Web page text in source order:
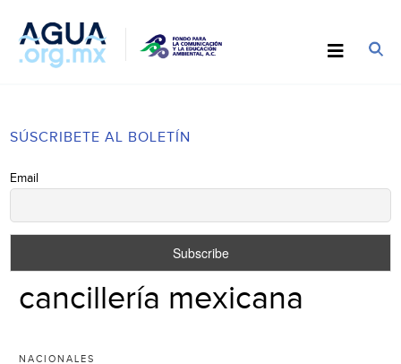
SÚSCRIBETE AL BOLETÍN
Email
cancillería mexicana
NACIONALES